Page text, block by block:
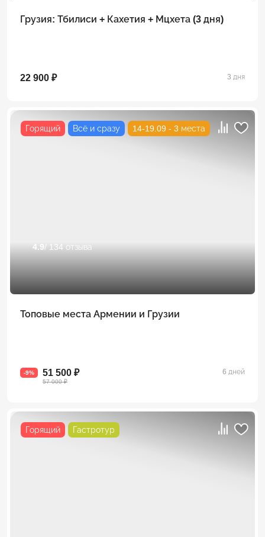
Грузия: Тбилиси + Кахетия + Мцхета (3 дня)
22 900 ₽ 3 дня
Горящий Всё и сразу 14-19.09 - 3 места
4.9 / 134 отзыва
Топовые места Армении и Грузии
-9% 51 500 ₽
57 000 ₽
6 дней
Горящий Гастротур